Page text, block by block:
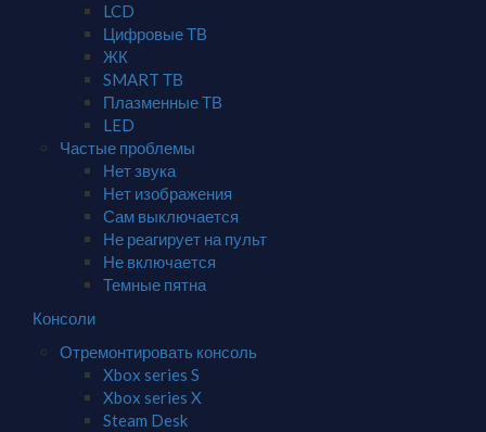
LCD
Цифровые ТВ
ЖК
SMART ТВ
Плазменные ТВ
LED
Частые проблемы
Нет звука
Нет изображения
Сам выключается
Не реагирует на пульт
Не включается
Темные пятна
Консоли
Отремонтировать консоль
Xbox series S
Xbox series X
Steam Desk